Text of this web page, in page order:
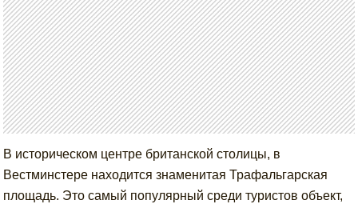
В историческом центре британской столицы, в
Вестминстере находится знаменитая Трафальгарская
площадь. Это самый популярный среди туристов объект,